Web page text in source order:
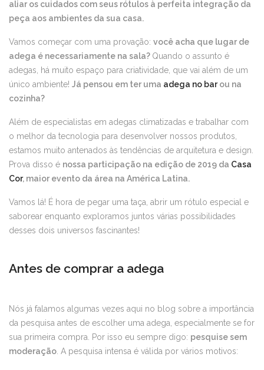
aliar os cuidados com seus rótulos à perfeita integração da
peça aos ambientes da sua casa.
Vamos começar com uma provação: você acha que lugar de
adega é necessariamente na sala? Quando o assunto é
adegas, há muito espaço para criatividade, que vai além de um
único ambiente! Já pensou em ter uma adega no barou na
cozinha?
Além de especialistas em adegas climatizadas e trabalhar com
o melhor da tecnologia para desenvolver nossos produtos,
estamos muito antenados às tendências de arquitetura e design.
Prova disso é nossa participação na edição de 2019 da Casa
Cor, maior evento da área na América Latina.
Vamos lá! É hora de pegar uma taça, abrir um rótulo especial e
saborear enquanto exploramos juntos várias possibilidades
desses dois universos fascinantes!
Antes de comprar a adega
Nós já falamos algumas vezes aqui no blog sobre a importância
da pesquisa antes de escolher uma adega, especialmente se for
sua primeira compra. Por isso eu sempre digo: pesquise sem
moderação . A pesquisa intensa é válida por vários motivos: